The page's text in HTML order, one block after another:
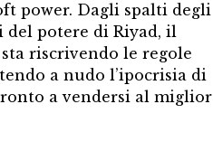
power. Dagli spalti degli
del potere di Riyad, il
riscrivendo le regole
a nudo l’ipocrisia di
a vendersi al miglior